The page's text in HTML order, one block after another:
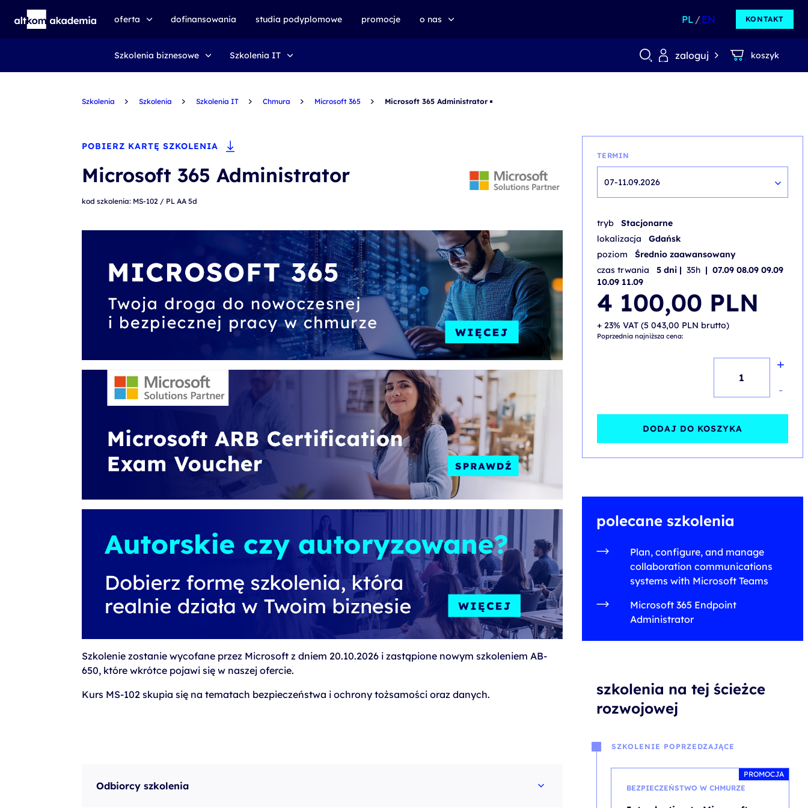
oferta
speexx
certyfikat DMI
AI First
szkolenia VR
szkolenia dla produkcji
szkolenia Broadcom
szkolenia SAP
szkolenia SAS
szkolenia
egzaminy
dofinansowania studia podyplomowe promocje o nas PL EN KONTAKT
Szkolenia biznesowe Szkolenia IT zaloguj koszyk
Szkolenia Szkolenia Szkolenia IT Chmura Microsoft 365 Microsoft 365 Administrator
POBIERZ KARTĘ SZKOLENIA
Microsoft 365 Administrator
kod szkolenia: MS-102 / PL AA 5d
Szkolenie zostanie wycofane przez Microsoft z dniem 20.10.2026 i zastąpione nowym szkoleniem AB-
650, które wkrótce pojawi się w naszej ofercie.
Kurs MS-102 skupia się na tematach bezpieczeństwa i ochrony tożsamości oraz danych.
Odbiorcy szkolenia
TERMIN
07-11.09.2026
tryb
Stacjonarne
lokalizacja
Gdańsk
poziom
Średnio zaawansowany
czas trwania
5 dni | 35h | 07.09 08.09 09.09
10.09 11.09
4 100,00 PLN
+ 23% VAT (5 043,00 PLN brutto)
Poprzednia najniższa cena:
Administrator
+
-
DODAJ DO KOSZYKA
polecane szkolenia
Plan, configure, and manage
collaboration communications
systems with Microsoft Teams
Microsoft 365 Endpoint
Administrator
szkolenia na tej ścieżce
rozwojowej
SZKOLENIE POPRZEDZAJĄCE
PROMOCJA
BEZPIECZEŃSTWO W CHMURZE